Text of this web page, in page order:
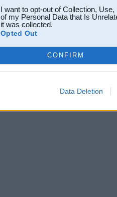
I want to opt-out of Collection,
of my Personal Data that Is
it was collected.
Opted Out
CONFIRM
Data Deletion